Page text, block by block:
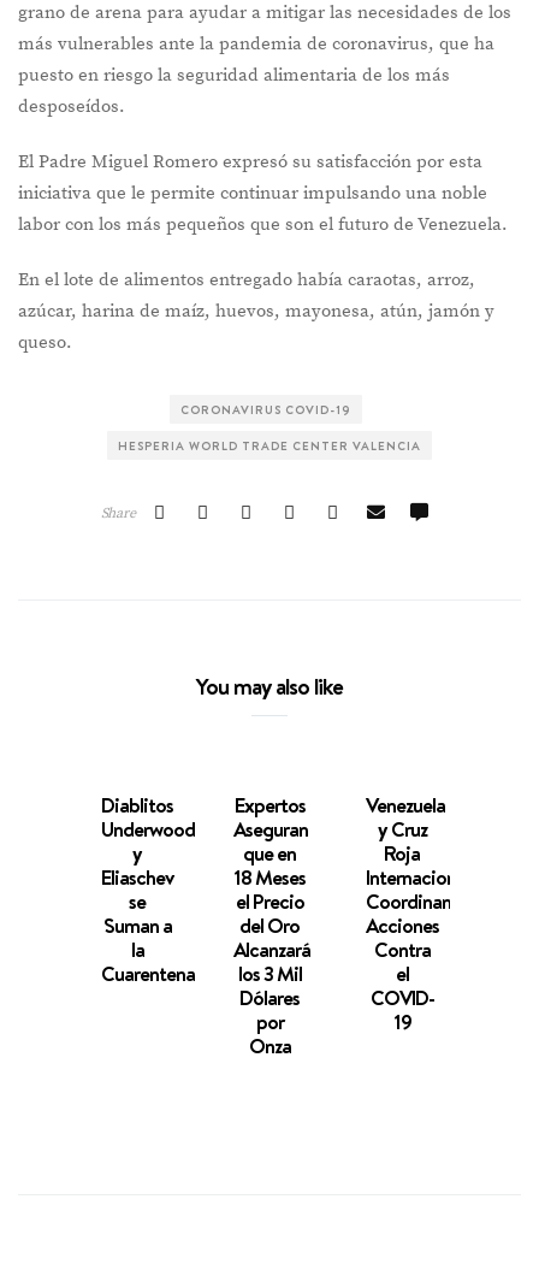
grano de arena para ayudar a mitigar las necesidades de los
más vulnerables ante la pandemia de coronavirus, que ha
puesto en riesgo la seguridad alimentaria de los más
desposeídos.
El Padre Miguel Romero expresó su satisfacción por esta
iniciativa que le permite continuar impulsando una noble
labor con los más pequeños que son el futuro de Venezuela.
En el lote de alimentos entregado había caraotas, arroz,
azúcar, harina de maíz, huevos, mayonesa, atún, jamón y
queso.
CORONAVIRUS COVID-19
HESPERIA WORLD TRADE CENTER VALENCIA
Share
You may also like
Diablitos
Underwood
y
Eliaschev
se
Suman a
la
Cuarentena
Expertos
Aseguran
que en
18 Meses
el Precio
del Oro
Alcanzará
los 3 Mil
Dólares
por
Onza
Venezuela
y Cruz
Roja
Internacional
Coordinan
Acciones
Contra
el
COVID-
19